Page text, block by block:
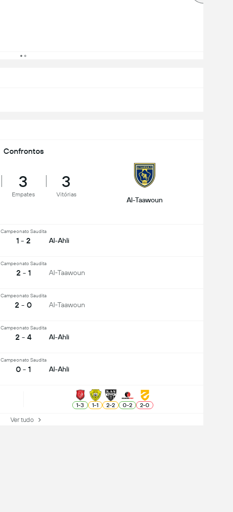
Confrontos
3
Empates
3
Vitórias
Al-Taawoun
Campeonato Saudita
1 - 2 Al-Ahli
Campeonato Saudita
2 - 1 Al-Taawoun
Campeonato Saudita
2 - 0 Al-Taawoun
Campeonato Saudita
2 - 4 Al-Ahli
Campeonato Saudita
0 - 1 Al-Ahli
1-3 1-1 2-2 0-2 2-0
Ver tudo